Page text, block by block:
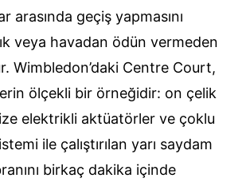
arasında geçiş yapmasını
veya havadan ödün vermeden
Wimbledon’daki Centre Court,
ölçekli bir örneğidir: on çelik
elektrikli aktüatörler ve çoklu
ile çalıştırılan yarı saydam
birkaç dakika içinde